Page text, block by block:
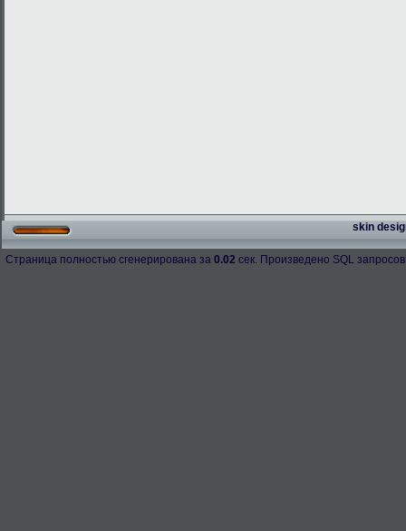
skin
Страница полностью сгенерирована за 0.02 сек. Произведено SQL